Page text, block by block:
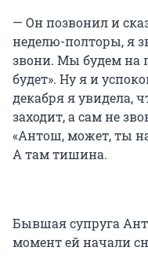
— Он позвонил и
неделю-полторы, я
звони. Мы будем на
будет». Ну я и
декабря я увидела,
заходит, а сам не
«Антош, может, ты
А там тишина.
Бывшая супруга
момент ей начали